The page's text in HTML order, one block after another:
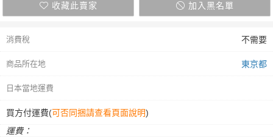
收藏此賣家 加入黑名單
消費稅 不需要
商品所在地 東京都
日本當地運費
買方付運費(可否同捆請查看頁面說明)
運費：